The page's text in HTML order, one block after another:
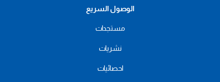
الوصول السريع
مستجدات
نشريات
احصائيات